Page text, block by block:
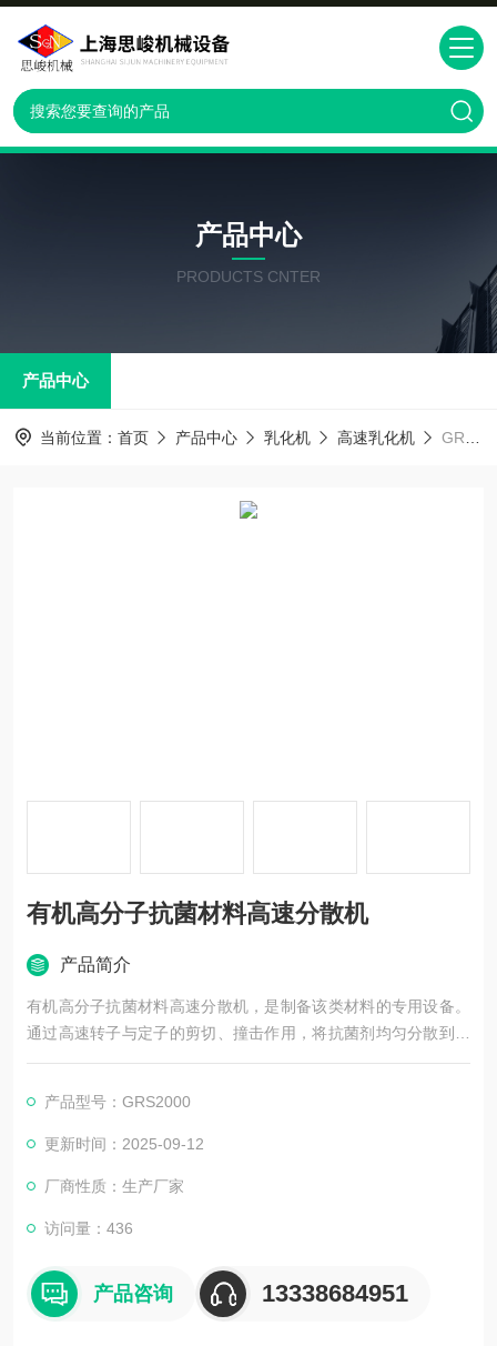
产品中心
PRODUCTS CNTER
产品中心
当前位置： 首页 产品中心 乳化机 高速乳化机 GRS2000有机高分子抗菌材料高速分散机
有机高分子抗菌材料高速分散机
产品简介
有机高分子抗菌材料高速分散机，是制备该类材料的专用设备。
通过高速转子与定子的剪切、撞击作用，将抗菌剂均匀分散到有
机高分子基体中，打破团聚，提升抗菌成分分布均匀性。能保障
域的生产 。
产品型号：GRS2000
更新时间：2025-09-12
厂商性质：生产厂家
访问量：436
产品咨询 13338684951